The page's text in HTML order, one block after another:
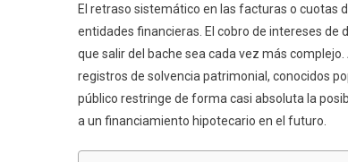
El retraso sistemático en las facturas o cuotas
entidades financieras. El cobro de intereses
que salir del bache sea cada vez más
registros de solvencia patrimonial, conocidos
público restringe de forma casi absoluta la
a un financiamiento hipotecario en el futuro.